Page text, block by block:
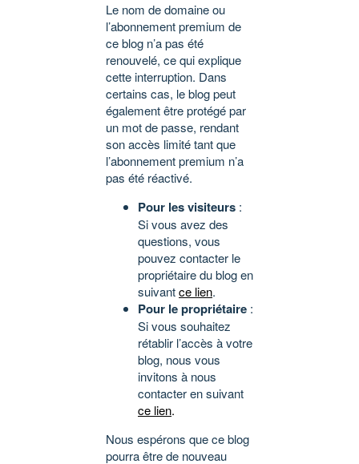
Le nom de domaine ou
l’abonnement premium de
ce blog n’a pas été
renouvelé, ce qui explique
cette interruption. Dans
certains cas, le blog peut
également être protégé par
un mot de passe, rendant
son accès limité tant que
l’abonnement premium n’a
pas été réactivé.
Pour les visiteurs :
Si vous avez des
questions, vous
pouvez contacter le
propriétaire du blog en
suivantce lien.
Pour le propriétaire :
Si vous souhaitez
rétablir l’accès à votre
blog, nous vous
invitons à nous
contacter en suivant
ce lien.
Nous espérons que ce blog
pourra être de nouveau